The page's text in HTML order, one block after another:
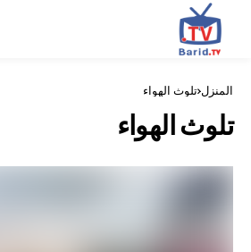
الهواء